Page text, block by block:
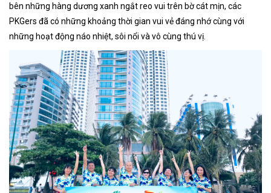
bên những hàng dương xanh ngắt reo vui trên bờ cát mịn, các
PKGers đã có những khoảng thời gian vui vẻ đáng nhớ cùng với
những hoạt động náo nhiệt, sôi nổi và vô cùng thú vị.